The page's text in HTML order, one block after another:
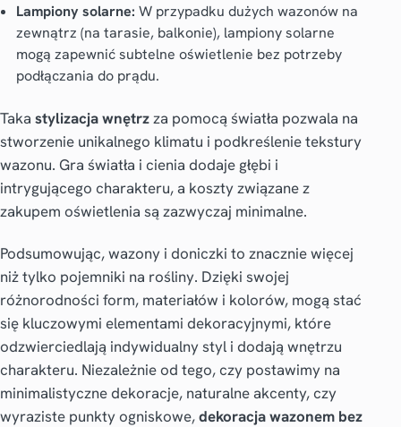
Lampiony solarne: W przypadku dużych wazonów na
zewnątrz (na tarasie, balkonie), lampiony solarne
mogą zapewnić subtelne oświetlenie bez potrzeby
podłączania do prądu.
Taka stylizacja wnętrzza pomocą światła pozwala na
stworzenie unikalnego klimatu i podkreślenie tekstury
wazonu. Gra światła i cienia dodaje głębi i
intrygującego charakteru, a koszty związane z
zakupem oświetlenia są zazwyczaj minimalne.
Podsumowując, wazony i doniczki to znacznie więcej
niż tylko pojemniki na rośliny. Dzięki swojej
różnorodności form, materiałów i kolorów, mogą stać
się kluczowymi elementami dekoracyjnymi, które
odzwierciedlają indywidualny styl i dodają wnętrzu
charakteru. Niezależnie od tego, czy postawimy na
minimalistyczne dekoracje, naturalne akcenty, czy
wyraziste punkty ogniskowe,dekoracja wazonem bez